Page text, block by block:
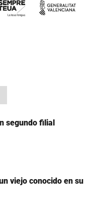
segundo filial
viejo conocido en su